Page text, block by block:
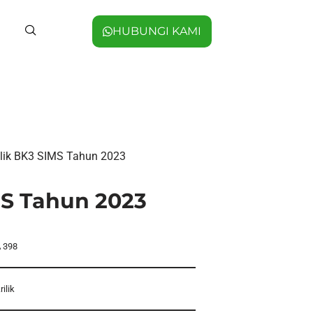
HUBUNGI KAMI
BK3 SIMS Tahun 2023
Tahun 2023
398